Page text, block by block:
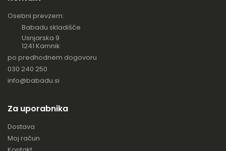
Osebni prevzem:
Babadu skladišče
Usnjarska 9
1241 Kamnik
po predhodnem dogovoru
030 240 250
info@babadu.si
Za uporabnika
Dostava
Moj račun